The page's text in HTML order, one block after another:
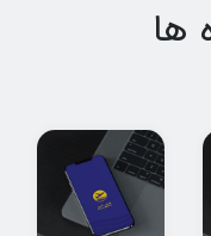
ها